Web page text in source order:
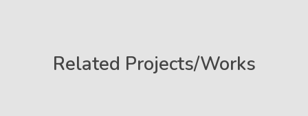
Related Projects/Works